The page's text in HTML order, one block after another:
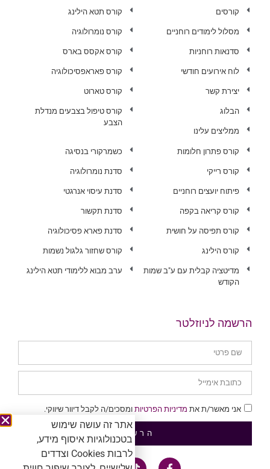
קורסים
מסלול לימודים רוחניים
סדנאות רוחניות
לוח אירועים חודשי
יצירת קשר
הבלוג
ממליצים עלינו
קורס תטא הילינג
קורס נומרולוגיה
קורס אקסס בארס
קורס פאראפסיכולוגיה
קורס טארוט
קורס טיפול בצבעים מנדלת
הצבע
קורס פתרון חלומות
קורס רייקי
פיתוח יועצים רוחניים
קורס קריאה בקפה
קורס תפיסה על חושית
קורס הילינג
מדיטציה קבלית עם ע"ב שמות
הקודש
כשמרקורי בנסיגה
סדנת נומרולוגיה
סדנת עיסוי אנרגטי
סדנת תקשור
סדנת פארא פסיכולוגיה
קורס שחזור גלגול נשמות
ערב מבוא ללימודי תטא הילינג
הרשמה לניוזלטר
אני מאשר/ת את מדיניות הפרטיות ומסכים/ה לקבל דיוור שיווקי.
הרשמה
אתר זה עושה שימוש
בטכנולוגיות איסוף מידע,
לרבות Cookies וצדדים